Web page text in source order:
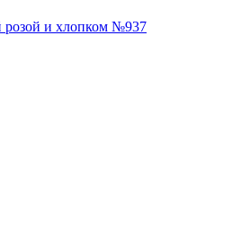
розой и хлопком №937